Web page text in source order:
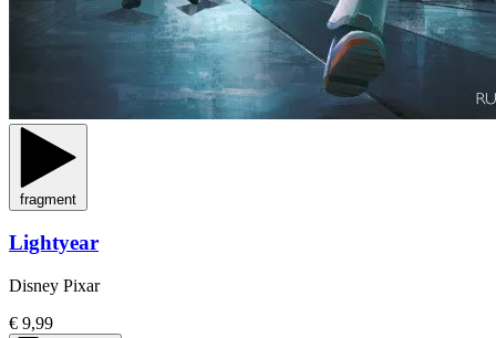
fragment
Lightyear
Disney Pixar
€ 9,99